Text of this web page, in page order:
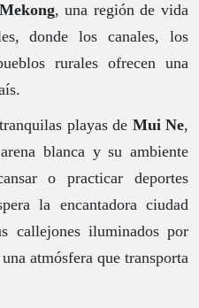
, una región de vida
donde los canales, los
rurales ofrecen una
playas de Mui Ne,
blanca y su ambiente
o practicar deportes
la encantadora ciudad
callejones iluminados por
atmósfera que transporta